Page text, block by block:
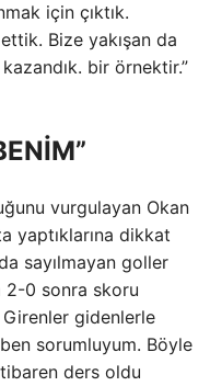
için çıktık.
Bize yakışan da
bir örnektir.”
vurgulayan Okan
yaptıklarına dikkat
sayılmayan goller
2-0 sonra skoru
gidenlerle
sorumluyum. Böyle
ders oldu